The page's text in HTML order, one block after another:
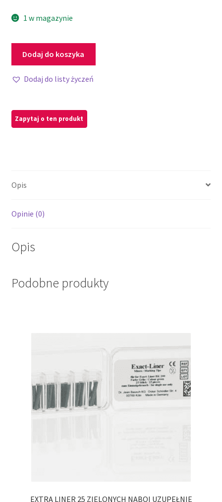
1 w magazynie
Dodaj do koszyka
Dodaj do listy życzeń
Opis
Opinie (0)
Opis
Podobne produkty
EXTRA LINER 25 ZIELONYCH NABOI UZUPEŁNIE